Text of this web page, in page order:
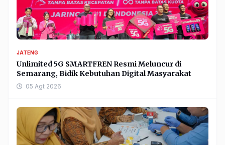
JATENG
Unlimited 5G SMARTFREN Resmi Meluncur di
Semarang, Bidik Kebutuhan Digital Masyarakat
05 Agt 2026